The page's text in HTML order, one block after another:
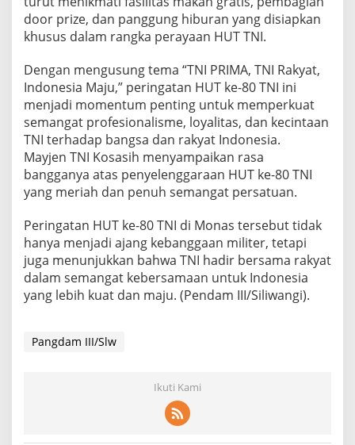
door prize, dan panggung hiburan yang disiapkan
khusus dalam rangka perayaan HUT TNI.
Dengan mengusung tema “TNI PRIMA, TNI Rakyat,
Indonesia Maju,” peringatan HUT ke-80 TNI ini
menjadi momentum penting untuk memperkuat
semangat profesionalisme, loyalitas, dan kecintaan
TNI terhadap bangsa dan rakyat Indonesia.
Mayjen TNI Kosasih menyampaikan rasa
bangganya atas penyelenggaraan HUT ke-80 TNI
yang meriah dan penuh semangat persatuan.
Peringatan HUT ke-80 TNI di Monas tersebut tidak
hanya menjadi ajang kebanggaan militer, tetapi
juga menunjukkan bahwa TNI hadir bersama rakyat
dalam semangat kebersamaan untuk Indonesia
yang lebih kuat dan maju. (Pendam III/Siliwangi).
Pangdam III/Slw
Ikuti Kami